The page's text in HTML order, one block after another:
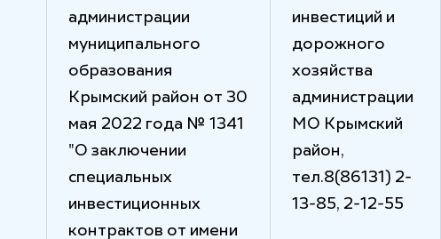
администрации
муниципального
образования
Крымский район от 30
мая 2022 года № 1341
"О заключении
специальных
инвестиционных
контрактов от имени
инвестиций и
дорожного
хозяйства
администрации
МО Крымский
район,
тел.8(86131) 2-
13-85, 2-12-55